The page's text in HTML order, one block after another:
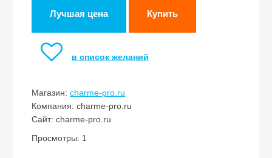
Лучшая цена Купить
в список желаний
Магазин:charme-pro.ru
Компания: charme-pro.ru
Сайт: charme-pro.ru
Просмотры: 1